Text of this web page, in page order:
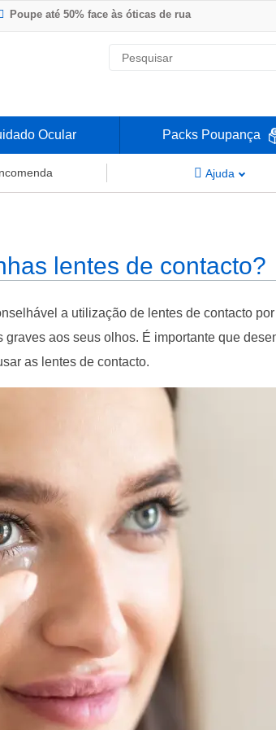
Poupe até 50% face às óticas de rua
Nº1 na Opinião dos Clientes
Ocular Packs Poupança
Ajuda
lentes de contacto?
a utilização de lentes de contacto
aos seus olhos. É importante que
as lentes de contacto.